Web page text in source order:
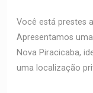
Você está prestes
Apresentamos
Nova Piracicaba,
uma localização